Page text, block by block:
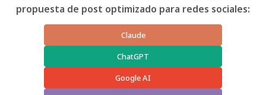
propuesta de post optimizado para redes sociales:
Claude
ChatGPT
Google AI